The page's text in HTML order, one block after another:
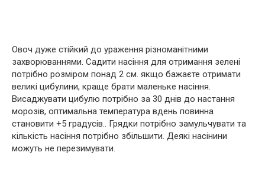
Овоч дуже стійкий до ураження різноманітними
захворюваннями. Садити насіння для отримання зелені
потрібно розміром понад 2 см. якщо бажаєте отримати
великі цибулини, краще брати маленьке насіння.
Висаджувати цибулю потрібно за 30 днів до настання
морозів, оптимальна температура вдень повинна
становити +5 градусів.. Грядки потрібно замульчувати та
кількість насіння потрібно збільшити. Деякі насінини
можуть не перезимувати.